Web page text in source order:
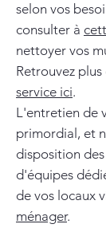
selon vos
consulter à
nettoyer vos
Retrouvez
service ici.
L'entretien de
primordial, et
disposition
d'équipes
de vos locaux
ménager.